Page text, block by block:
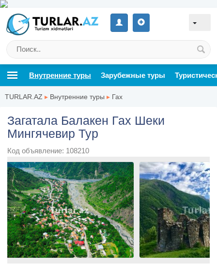
Внутренние туры Зарубежные туры
TURLAR.AZ ▸ Внутренние туры ▸ Гах
Загатала Балакен Гах Шеки
Мингячевир Тур
Код объявление: 108210